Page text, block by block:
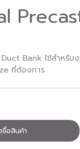
Bank ใช้สำหรับง
ที่ต้องการ
ซื้อสินค้า